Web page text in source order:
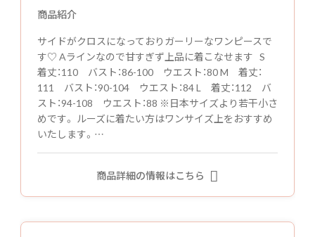
商品紹介
サイドがクロスになっておりガーリーなワンピースで
す♡ Aラインなので甘すぎず上品に着こなせます S
着丈：110 バスト：86-100 ウエスト：80 M 着丈：
111 バスト：90-104 ウエスト：84 L 着丈：112 バ
スト：94-108 ウエスト：88 ※日本サイズより若干小さ
めです。 ルーズに着たい方はワンサイズ上をおすすめ
いたします。…
商品詳細の情報はこちら